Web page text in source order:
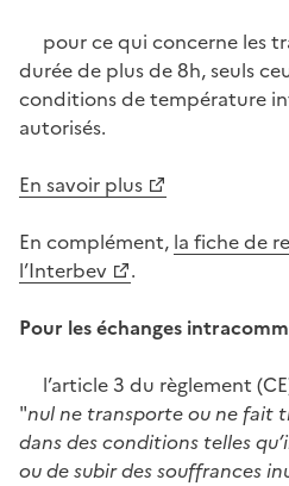
pour ce qui concerne les
durée de plus de 8h, seuls
conditions de température
autorisés.
En savoir plus
En complément, la fiche de
l’Interbev
.
Pour les échanges
l’article 3 du règlement
"nul ne transporte ou ne fait
dans des conditions telles
ou de subir des souffrances